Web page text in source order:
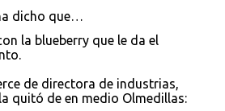
dicho que…
la blueberry que le da el
de directora de industrias,
quitó de en medio Olmedillas: